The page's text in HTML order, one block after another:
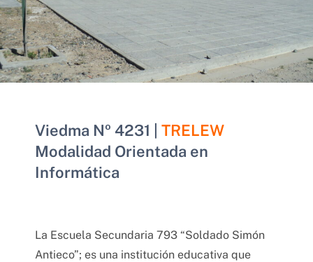
Viedma Nº 4231 |
TRELEW
Modalidad Orientada en
Informática
La Escuela Secundaria 793 “Soldado Simón
Antieco”; es una institución educativa que